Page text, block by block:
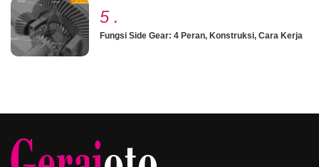
5 .
Fungsi Side Gear: 4 Peran, Konstruksi, Cara Kerja